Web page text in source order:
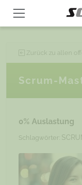
Zurück zu allen
Scrum-
0% Auslastung
Schlagwörter: